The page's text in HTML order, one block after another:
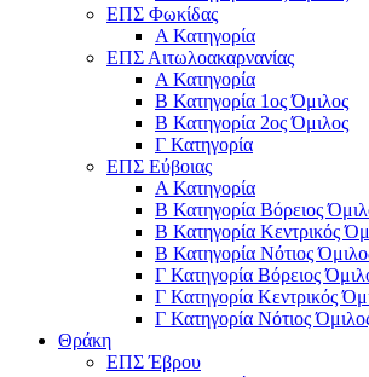
ΕΠΣ Φωκίδας
Α Κατηγορία
ΕΠΣ Αιτωλοακαρνανίας
Α Κατηγορία
Β Κατηγορία 1ος Όμιλος
Β Κατηγορία 2ος Όμιλος
Γ Κατηγορία
ΕΠΣ Εύβοιας
Α Κατηγορία
Β Κατηγορία Βόρειος
Β Κατηγορία Κεντρικός
Β Κατηγορία Νότιος
Γ Κατηγορία Βόρειος
Γ Κατηγορία Κεντρικός
Γ Κατηγορία Νότιος
Θράκη
ΕΠΣ Έβρου